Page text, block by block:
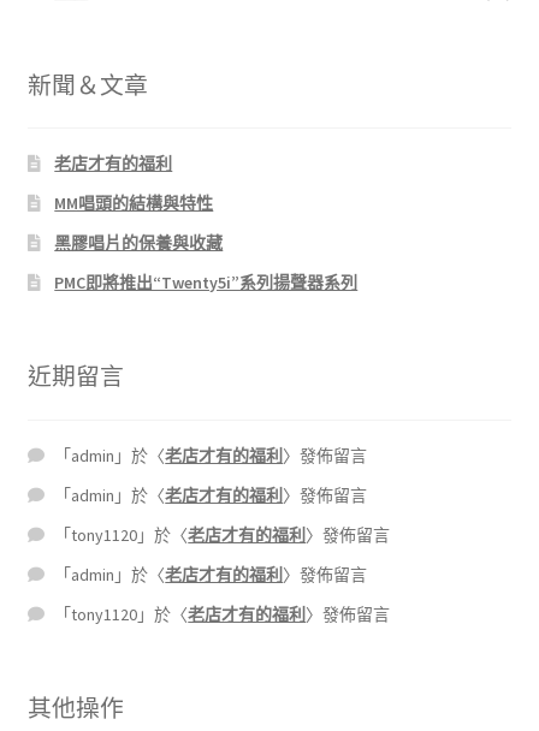
新聞＆文章
老店才有的福利
MM唱頭的結構與特性
黑膠唱片的保養與收藏
PMC即將推出“Twenty5i”系列揚聲器系列
近期留言
「admin 」於〈老店才有的福利 〉發佈留言
「admin 」於〈老店才有的福利 〉發佈留言
「tony1120 」於〈老店才有的福利 〉發佈留言
「admin 」於〈老店才有的福利 〉發佈留言
「tony1120 」於〈老店才有的福利 〉發佈留言
其他操作